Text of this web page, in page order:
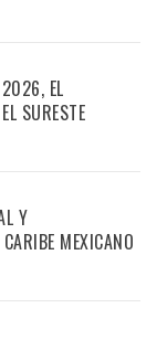
2026, EL
SURESTE
Y
MEXICANO